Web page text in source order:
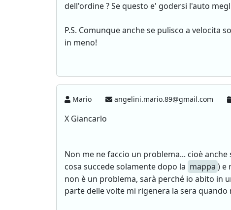
dell'ordine ? Se questo e' godersi l'auto
P.S. Comunque anche se pulisco a velocita
in meno!
Mario angelini.mario.89@gmail.com
X Giancarlo
Non me ne faccio un problema... cioè
cosa succede solamente dopo la mappa ) e
non è un problema, sarà perché io abito in
parte delle volte mi rigenera la sera quando